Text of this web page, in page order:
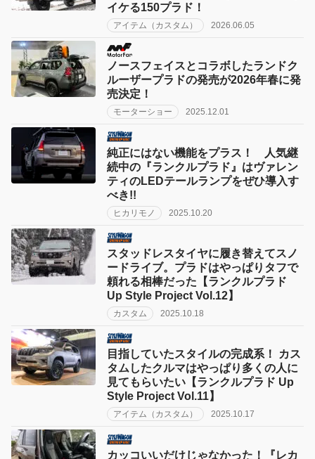
イケる150プラド！
アイテム（カスタム） 2026.06.05
ノースフェイスとコラボしたランドク
ルーザープラドの発売が2026年春に発
売決定！
モーターショー 2025.12.01
純正にはない機能をプラス！ 人気継
続中の『ランクルプラド』はヴァレン
ティのLEDテールランプをぜひ導入す
べき!!
ヒカリモノ 2025.10.20
スタッドレスタイヤに履き替えてスノ
ードライブ。プラドはやっぱりタフで
頼れる相棒だった【ランクルプラド
Up Style Project Vol.12】
カスタム 2025.10.18
目指していたスタイルの完成系！ カス
タムしたクルマはやっぱり多くの人に
見てもらいたい【ランクルプラド Up
Style Project Vol.11】
アイテム（カスタム） 2025.10.17
カッコいいだけじゃなかった！『レカ